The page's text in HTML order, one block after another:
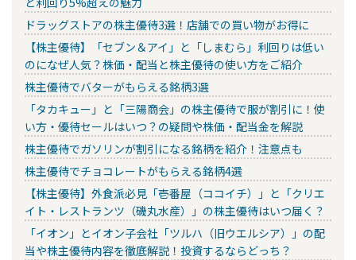
ドラッグストアの株主優待3選！店舗での買い物がお得に
【株主優待】「セブン＆アイ」と「しまむら」利回りは低い
のになぜ人気？株価・配当と株主優待の使い方をご紹介
株主優待でバターがもらえる銘柄3選
「タカキュー」と「三陽商会」の株主優待で服が割引に！使
い方・優待セールはいつ？の疑問や株価・配当金を解説
株主優待でガソリンが割引になる銘柄を紹介！注意点も
株主優待でチョコレートがもらえる銘柄4選
【株主優待】外食派必見「壱番屋（ココイチ）」と「クリエ
イト・レストランツ（磯丸水産）」の株主優待はいつ届く？
「イオン」とイオン子会社「ツルハ（旧ウエルシア）」の配
当や株主優待内容を徹底解説！投資するならどっち？